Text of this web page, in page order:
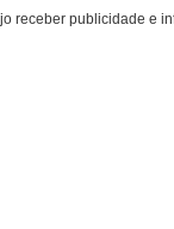
receber publicidade e